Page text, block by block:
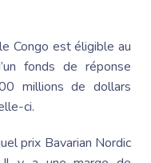
Congo est éligible au
fonds de réponse
millions de dollars
ci.
prix Bavarian Nordic